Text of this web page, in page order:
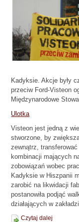
Kadyksie. Akcje były
przeciw Ford-Visteon
Międzynarodowe
Ulotka
Visteon jest jedną z
stworzone, by
zewnątrz,
kombinacji mających
zobowiązań wobec
Kadyksie w Hiszpanii
zarobić na likwidacji
postanowiła podjąć
działających w
Czytaj dalej